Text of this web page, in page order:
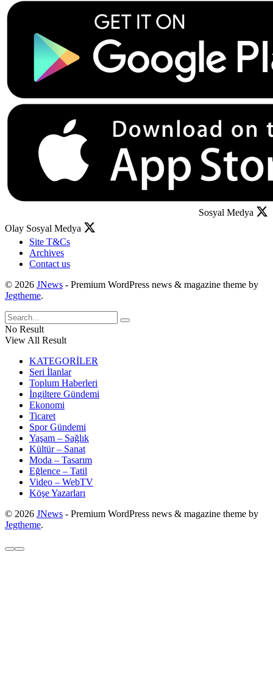
Sosyal Medya
Olay Sosyal Medya
Site T&Cs
Archives
Contact us
© 2026 JNews - Premium WordPress news & magazine theme by
Jegtheme.
No Result
View All Result
KATEGORİLER
Seri İlanlar
Toplum Haberleri
İngiltere Gündemi
Ekonomi
Ticaret
Spor Gündemi
Yaşam – Sağlık
Kültür – Sanat
Moda – Tasarım
Eğlence – Tatil
Video – WebTV
Köşe Yazarları
© 2026 JNews - Premium WordPress news & magazine theme by
Jegtheme.